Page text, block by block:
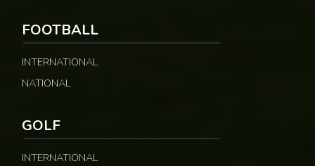
FOOTBALL
INTERNATIONAL
NATIONAL
GOLF
INTERNATIONAL